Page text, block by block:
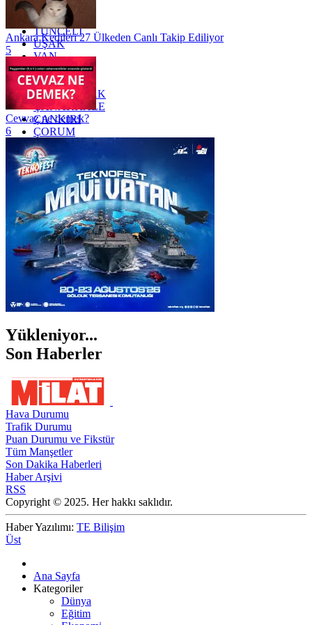
TOKAT
TRABZON
TUNCELİ
UŞAK
VAN
YALOVA
YOZGAT
ZONGULDAK
ÇANAKKALE
ÇANKIRI
ÇORUM
İSTANBUL
İZMİR
ŞANLIURFA
ŞIRNAK
Ankara Kedileri 27 Ülkeden Canlı Takip Ediliyor
5
Cevvaz ne demek?
6
Yükleniyor...
Son Haberler
Hava Durumu
Trafik Durumu
Puan Durumu ve Fikstür
Tüm Manşetler
Son Dakika Haberleri
Haber Arşivi
RSS
Copyright © 2025. Her hakkı saklıdır.
Haber Yazılımı: TE Bilişim
Üst
Ana Sayfa
Kategoriler
Dünya
Eğitim